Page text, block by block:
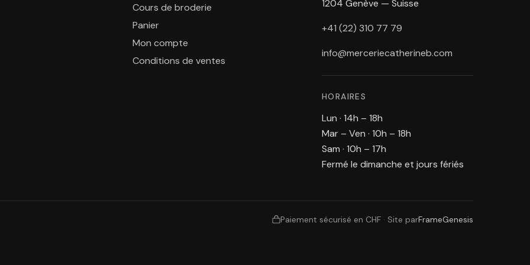
Cours de broderie
Panier
Mon compte
Conditions de ventes
1204 Genève — Suisse
+41 (22) 310 77 79
info@merceriecatherineb.com
HORAIRES
Lun · 14h – 18h
Mar – Ven · 10h – 18h
Sam · 10h – 17h
Fermé le dimanche et jours fériés
Paiement sécurisé en CHF · Site parFrameGenesis